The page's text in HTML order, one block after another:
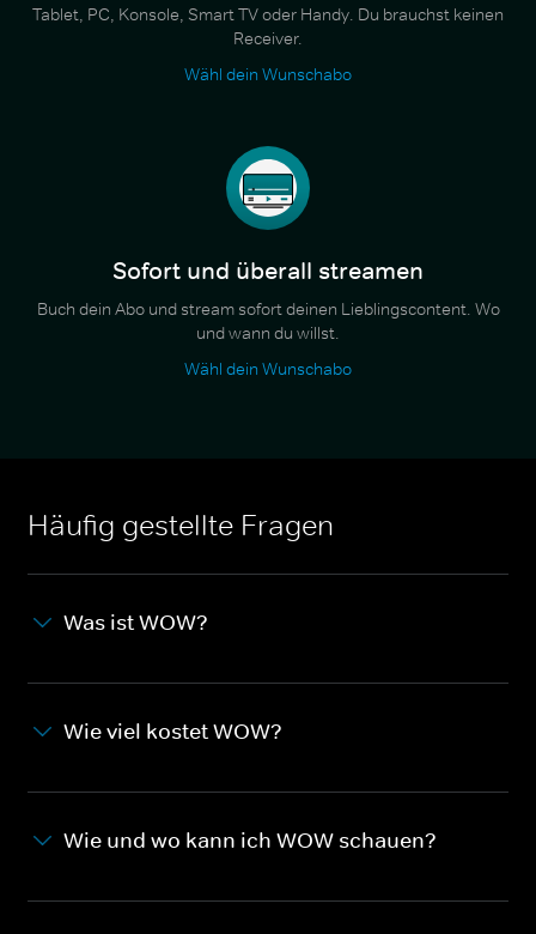
Tablet, PC, Konsole, Smart TV oder Handy. Du brauchst keinen
Receiver.
Wähl dein Wunschabo
Sofort und überall streamen
Buch dein Abo und stream sofort deinen Lieblingscontent. Wo
und wann du willst.
Wähl dein Wunschabo
Häufig gestellte Fragen
Was ist WOW?
Wie viel kostet WOW?
Wie und wo kann ich WOW schauen?